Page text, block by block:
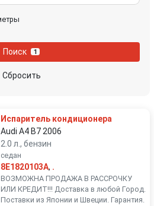
Поиск 1
Сбросить
Испаритель кондиционера
Audi A4 B7 2006
2.0 л., бензин
седан
8E1820103A, .
ВОЗМОЖНА ПРОДАЖА В РАССРОЧКУ
ИЛИ КРЕДИТ!!! Доставка в любой Город.
Поставки из Японии и Швеции. Гарантия.